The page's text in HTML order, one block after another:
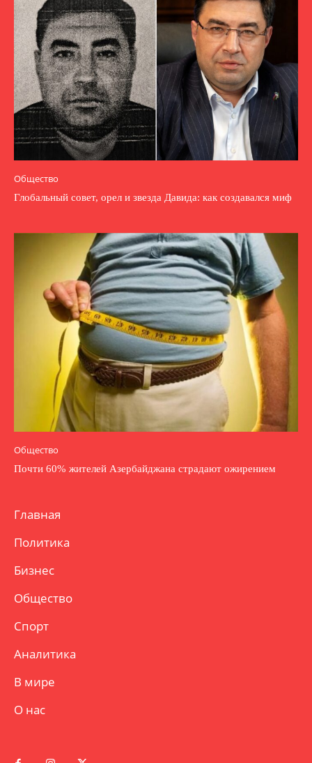
Общество
Глобальный совет, орел и звезда Давида: как создавался миф
Общество
Почти 60% жителей Азербайджана страдают ожирением
Главная
Политика
Бизнес
Общество
Спорт
Аналитика
В мире
О нас